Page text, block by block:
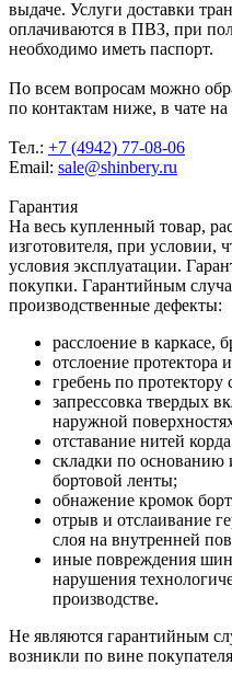
выдаче. Услуги доставки
оплачиваются в ПВЗ, при
необходимо иметь паспорт.
По всем вопросам можно
по контактам ниже, в чате
Тел.: +7 (4942) 77-08-06
Email: sale@shinbery.ru
Гарантия
На весь купленный товар,
изготовителя, при условии,
условия эксплуатации.
покупки. Гарантийным
производственные дефекты:
расслоение в каркасе,
отслоение протектора
гребень по протектору
запрессовка твердых
наружной
отставание нитей
складки по основанию
бортовой ленты;
обнажение кромок
отрыв и отслаивание
слоя на внутренней
иные повреждения
нарушения
производстве.
Не являются гарантийным
возникли по вине